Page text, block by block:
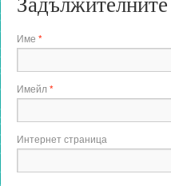
Име *
Имейл *
Интернет страница